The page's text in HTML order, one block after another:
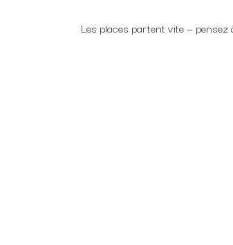
Les places partent vite —